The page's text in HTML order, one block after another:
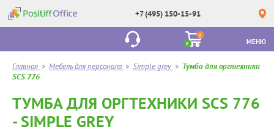
+7 (495) 150-15-91
0
0
МЕНЮ
Главная > Мебель для персонала > Simple grey > Тумба для оргтехники
SCS 776
ТУМБА ДЛЯ ОРГТЕХНИКИ SCS 776
- SIMPLE GREY